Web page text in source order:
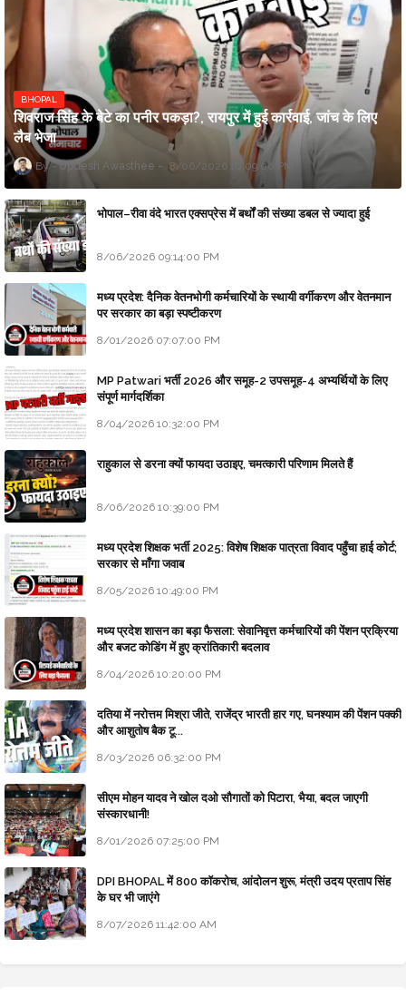
BHOPAL
शिवराज सिंह के बेटे का पनीर पकड़ा?, रायपुर में हुई कार्रवाई, जांच के लिए
लैब भेजा
Updesh Awasthee 8/06/2026 10:09:00 PM
भोपाल–रीवा वंदे भारत एक्सप्रेस में बर्थों की संख्या डबल से ज्यादा हुई
8/06/2026 09:14:00 PM
मध्य प्रदेश: दैनिक वेतनभोगी कर्मचारियों के स्थायी वर्गीकरण और वेतनमान
पर सरकार का बड़ा स्पष्टीकरण
8/01/2026 07:07:00 PM
MP Patwari भर्ती 2026 और समूह-2 उपसमूह-4 अभ्यर्थियों के लिए
संपूर्ण मार्गदर्शिका
8/04/2026 10:32:00 PM
राहुकाल से डरना क्यों फायदा उठाइए, चमत्कारी परिणाम मिलते हैं
8/06/2026 10:39:00 PM
मध्य प्रदेश शिक्षक भर्ती 2025: विशेष शिक्षक पात्रता विवाद पहुँचा हाई कोर्ट;
सरकार से माँगा जवाब
8/05/2026 10:49:00 PM
मध्य प्रदेश शासन का बड़ा फैसला: सेवानिवृत्त कर्मचारियों की पेंशन प्रक्रिया
और बजट कोडिंग में हुए क्रांतिकारी बदलाव
8/04/2026 10:20:00 PM
दतिया में नरोत्तम मिश्रा जीते, राजेंद्र भारती हार गए, घनश्याम की पेंशन पक्की
और आशुतोष बैक टू...
8/03/2026 06:32:00 PM
सीएम मोहन यादव ने खोल दओ सौगातों को पिटारा, भैया, बदल जाएगी
संस्कारधानी!
8/01/2026 07:25:00 PM
DPI BHOPAL में 800 कॉकरोच, आंदोलन शुरू, मंत्री उदय प्रताप सिंह
के घर भी जाएंगे
8/07/2026 11:42:00 AM